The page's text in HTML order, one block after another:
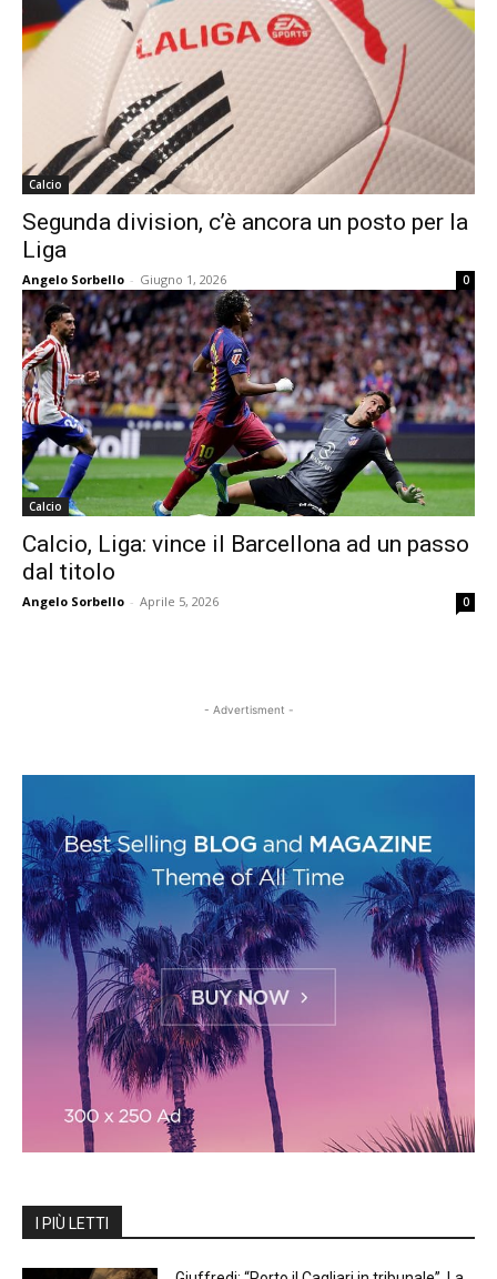
Calcio
Segunda division, c’è ancora un posto per la
Liga
Angelo Sorbello - Giugno 1, 2026 0
Calcio
Calcio, Liga: vince il Barcellona ad un passo
dal titolo
Angelo Sorbello - Aprile 5, 2026 0
- Advertisment -
I PIÙ LETTI